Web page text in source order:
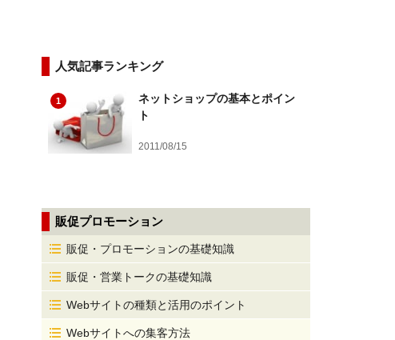
人気記事ランキング
1
ネットショップの基本とポイン
ト
2011/08/15
販促プロモーション
販促・プロモーションの基礎知識
販促・営業トークの基礎知識
Webサイトの種類と活用のポイント
Webサイトへの集客方法